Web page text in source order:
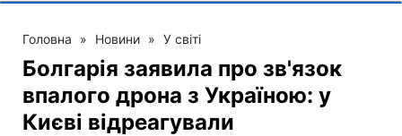
Головна » Новини » У світі
Болгарія заявила про зв'язок
впалого дрона з Україною: у
Києві відреагували